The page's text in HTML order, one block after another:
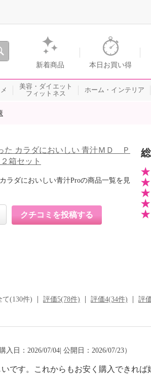
ョッピングのショップチャンネル
新着商品 本日お買い得
美容・ダイエット
フィットネス
ホーム・インテリア
た カラダにおいしい 青汁ＭＤ Ｐ
箱セット
ラダにおいしい青汁Proの商品一覧を見
クチコミを投稿する
て(130件) 評価5(78件) 評価4(34件) 評
入日：2026/07/04| 公開日：2026/07/23）
す。これからもお安く購入できれば